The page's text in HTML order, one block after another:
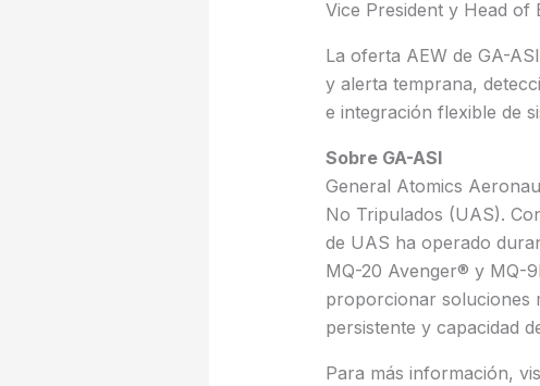
Vice President y Head of
La oferta AEW de GA-
y alerta temprana,
e integración flexible de
Sobre GA-ASI
General Atomics
No Tripulados (UAS).
de UAS ha operado
MQ-20 Avenger® y MQ-
proporcionar soluciones
persistente y capacidad
Para más información,